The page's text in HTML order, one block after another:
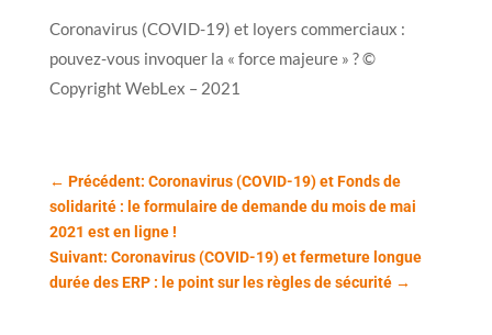
Coronavirus (COVID-19) et loyers commerciaux :
pouvez-vous invoquer la « force majeure » ? ©
Copyright WebLex – 2021
← Précédent: Coronavirus (COVID-19) et Fonds de
solidarité : le formulaire de demande du mois de mai
2021 est en ligne !
Suivant: Coronavirus (COVID-19) et fermeture longue
durée des ERP : le point sur les règles de sécurité→